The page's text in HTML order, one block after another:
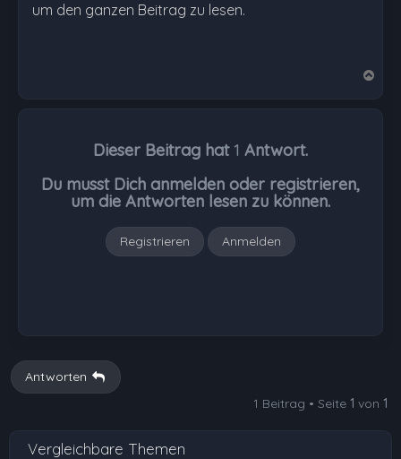
um den ganzen Beitrag zu lesen.
Dieser Beitrag hat 1 Antwort.
Du musst Dich anmelden oder registrieren,
um die Antworten lesen zu können.
Registrieren Anmelden
Antworten
1 Beitrag • Seite 1 von 1
Vergleichbare Themen